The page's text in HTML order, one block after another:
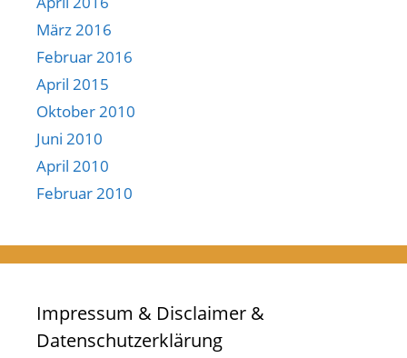
März 2016
Februar 2016
April 2015
Oktober 2010
Juni 2010
April 2010
Februar 2010
Impressum & Disclaimer &
Datenschutzerklärung